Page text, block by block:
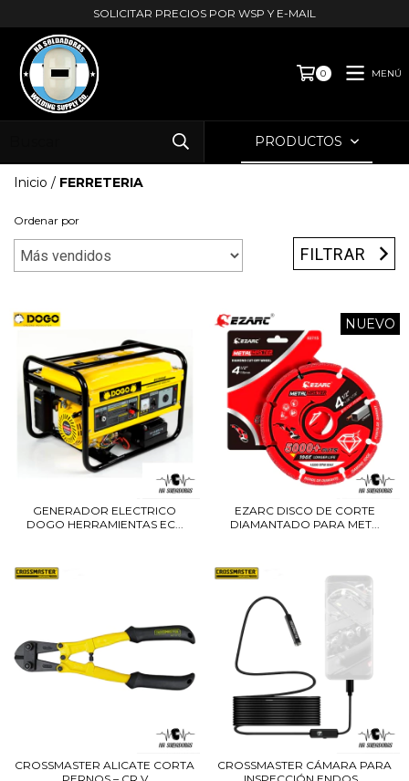
SOLICITAR PRECIOS POR WSP Y E-MAIL
0 MENÚ
PRODUCTOS
Inicio / FERRETERIA
Ordenar por
FILTRAR
GENERADOR ELECTRICO
DOGO HERRAMIENTAS EC...
NUEVO
EZARC DISCO DE CORTE
DIAMANTADO PARA MET...
CROSSMASTER ALICATE CORTA
CROSSMASTER CÁMARA PARA